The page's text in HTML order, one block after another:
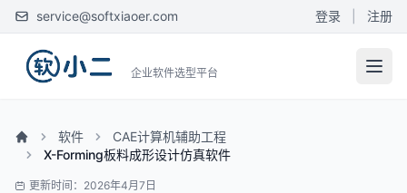
service@softxiaoer.com 登录 注册
企业软件选型平台
软件
CAE计算机辅助工程
X-Forming板料成形设计仿真软件
更新时间：2026年4月7日